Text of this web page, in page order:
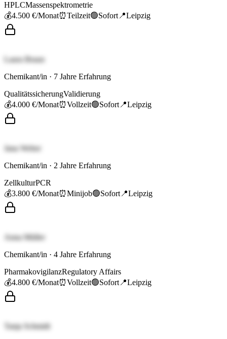
HPLCMassenspektrometrie
💰4.500 €/Monat⏰Teilzeit🟢Sofort 📍Leipzig
Laura Braun
Chemikant/in · 7 Jahre Erfahrung
QualitätssicherungValidierung
💰4.000 €/Monat⏰Vollzeit🟢Sofort 📍Leipzig
Jana Weber
Chemikant/in · 2 Jahre Erfahrung
ZellkulturPCR
💰3.800 €/Monat⏰Minijob🟢Sofort 📍Leipzig
Anna Müller
Chemikant/in · 4 Jahre Erfahrung
PharmakovigilanzRegulatory Affairs
💰4.800 €/Monat⏰Vollzeit🟢Sofort 📍Leipzig
Tanja Schmidt